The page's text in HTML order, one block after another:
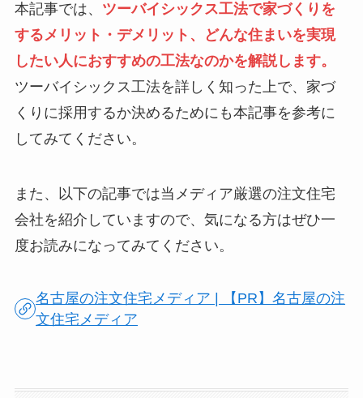
本記事では、 ツーバイシックス工法で家づくりを
するメリット・デメリット、どんな住まいを実現
したい人におすすめの工法なのかを解説します。
ツーバイシックス工法を詳しく知った上で、家づ
くりに採用するか決めるためにも本記事を参考に
してみてください。
また、以下の記事では当メディア厳選の注文住宅
会社を紹介していますので、気になる方はぜひ一
度お読みになってみてください。
名古屋の注文住宅メディア | 【PR】名古屋の注
文住宅メディア